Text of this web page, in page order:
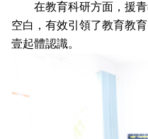
在教育科研方面，援
空白，有效引領了教育教
壹起體認識。